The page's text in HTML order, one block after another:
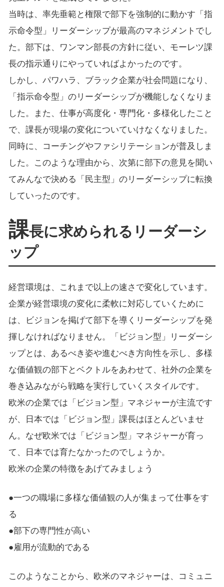
当時は、率先垂範と権限で部下を強制的に動かす「指
示命令型」リーダーシップが最高のマネジメントでし
た。部下は、ワンマン部長の方針に従い、モーレツ課
長の指示通りにやっていればよかったのです。
しかし、パワハラ、ブラック企業が社会問題になり、
「指示命令型」のリーダーシップが機能しなくなりま
した。また、仕事が高度化・専門化・多様化したこと
で、課長が現場の変化についていけなくなりました。
同時に、コーチングやファシリテーションが普及しま
した。このような理由から、次第に部下の意見を聞い
てみんなで決める「民主型」のリーダーシップに転換
していったのです。
課長に求められるリーダーシ
ップ
経営環境は、これまで以上の速さで変化しています。
企業が経営環境の変化に柔軟に対応していくために
は、ビジョンを掲げて部下を導くリーダーシップを発
揮しなければなりません。「ビジョン型」リーダーシ
ップとは、あるべき姿や進むべき方向性を示し、多様
な価値観の部下とベクトルをあわせて、社外の企業を
巻き込みながら戦略を実行していくスタイルです。
欧米の企業では「ビジョン型」マネジャーが主流です
が、日本では「ビジョン型」課長はほとんどいませ
ん。なぜ欧米では「ビジョン型」マネジャーが育っ
て、日本では育たなかったのでしょうか。
欧米の企業の特徴をあげてみましょう
●一つの職場に多様な価値観の人が集まって仕事をす
る
●部下の専門性が高い
●雇用が流動的である
このようなことから、欧米のマネジャーは、コミュニ